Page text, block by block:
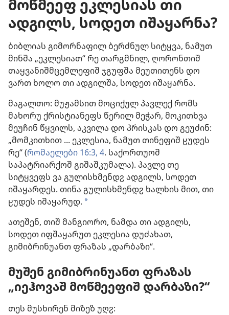
მოწმეეფ ეკლესიას თი
ადგილს, სოდეთ იშაყარნა?
ბიბლიას გიმორნაფილ ბერძნულ სიტყვა, ნამუთ
მინშა „ეკლესიათ“ რე თარგმნილ, ღორონთიშ
თაყვანიშმცემლეფიშ ჯგუფშა მეუთითენს დო
ვართ ხოლო თი ადგილშა, სოდეთ იშაყარნა.
მაგალთო: მუჟამსით მოციქულ პავლექ რომს
მახორუ ქრისტიანეფს წერილ მეჭარ, მოკითხვა
მეუჩინ წყვილს, აკვილა დო პრისკას დო გეუძინ:
„მომკითხით ... ეკლესია, ნამუთ თინეფიშ ჸუდეს
რე“ (რომაელები 16:3, 4. საქორთუოშ
საპატრიარქოშ გიშაშკუმალა). პავლე თე
სიტყვეფს ვა გულისხმენდჷ ადგილს, სოდეთ
იშაყარდეს. თინა გულისხმენდჷ ხალხის მით, თი
ჸუდეს იშაყარუდ. a
ათეშენ, თიშ მანგიორო, ნამდა თი ადგილს,
სოდეთ იფშაყარუთ ეკლესია დუძახათ,
გიმიბრინუანთ ფრაზას „დარბაზი“.
მუშენ გიმიბრინუანთ ფრაზას
„იეჰოვაშ მოწმეეფიშ დარბაზი?“
თეს მუსხირენ მიზეზ უღჷ: